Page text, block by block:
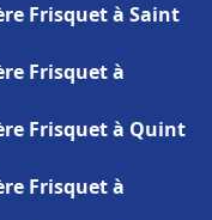
Frisquet à Saint
Frisquet à
Frisquet à Quint
Frisquet à